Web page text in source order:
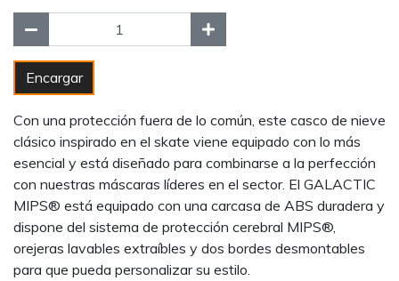
Encargar
Con una protección fuera de lo común, este casco de nieve
clásico inspirado en el skate viene equipado con lo más
esencial y está diseñado para combinarse a la perfección
con nuestras máscaras líderes en el sector. El GALACTIC
MIPS® está equipado con una carcasa de ABS duradera y
dispone del sistema de protección cerebral MIPS®,
orejeras lavables extraíbles y dos bordes desmontables
para que pueda personalizar su estilo.